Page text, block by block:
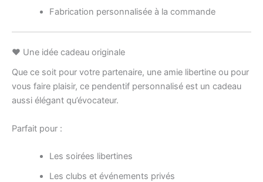
Fabrication personnalisée à la commande
❤️ Une idée cadeau originale
Que ce soit pour votre partenaire, une amie libertine ou pour
vous faire plaisir, ce pendentif personnalisé est un cadeau
aussi élégant qu’évocateur.
Parfait pour :
Les soirées libertines
Les clubs et événements privés